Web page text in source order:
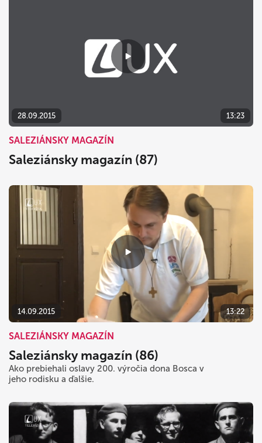
28.09.2015 13:23
SALEZIÁNSKY MAGAZÍN
Saleziánsky magazín (87)
14.09.2015 13:22
SALEZIÁNSKY MAGAZÍN
Saleziánsky magazín (86)
Ako prebiehali oslavy 200. výročia dona Bosca v
jeho rodisku a ďalšie.